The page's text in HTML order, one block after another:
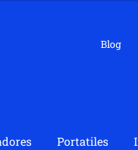
Blog
Portatiles